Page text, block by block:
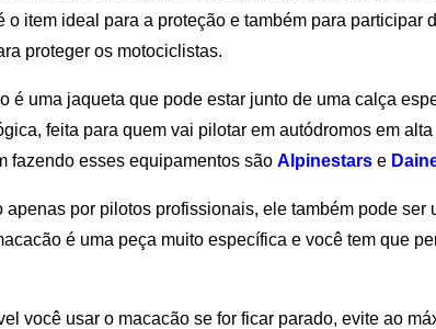
o item ideal para a proteção e também para participar
proteger os motociclistas.
é uma jaqueta que pode estar junto de uma calça
feita para quem vai pilotar em autódromos em
fazendo esses equipamentos são Alpinestarse
apenas por pilotos profissionais, ele também pode ser
é uma peça muito específica e você tem que
você usar o macacão se for ficar parado, evite ao